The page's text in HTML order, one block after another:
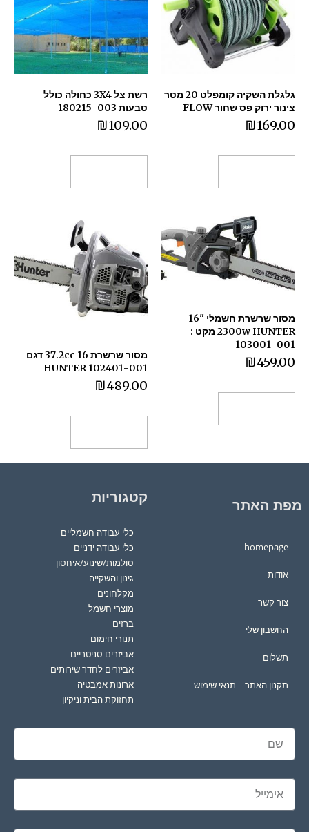
גלגלת השקיה קומפלט 20 מטר
צינור ירוק פס שחור FLOW
₪169.00
רשת צל 3X4 כחולה כולל
טבעות 180215-003
₪109.00
מסור שרשרת חשמלי "16
2300w HUNTER מקט :
103001-001
₪459.00
מסור שרשרת 16 37.2cc דגם
102401-001 HUNTER
₪489.00
מפת האתר
homepage
אודות
צור קשר
החשבון שלי
תשלום
תקנון האתר – תנאי שימוש
קטגוריות
כלי עבודה חשמליים
כלי עבודה ידניים
סולמות/שינוע/איחסון
גינון והשקייה
מקלחונים
מוצרי חשמל
ברזים
תנורי חימום
אביזרים סניטריים
אביזרים לחדר שירותים
ארונות אמבטיה
תחזוקת הבית וניקיון